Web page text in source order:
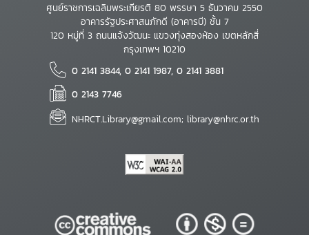
ศูนย์ราชการเฉลิมพระเกียรติ 80 พรรษา 5 ธันวาคม 2550
อาคารรัฐประศาสนภักดี (อาคารบี) ชั้น 7
120 หมู่ที่ 3 ถนนแจ้งวัฒนะ แขวงทุ่งสองห้อง เขตหลักสี่
กรุงเทพฯ 10210
0 2141 3844, 0 2141 1987, 0 2141 3881
0 2143 7746
NHRCT.Library@gmail.com; library@nhrc.or.th